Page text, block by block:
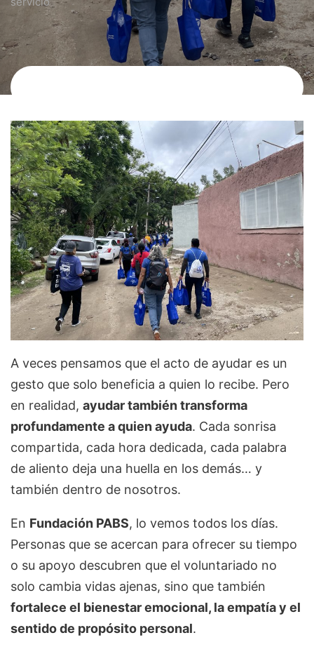
A veces pensamos que el acto de ayudar es un
gesto que solo beneficia a quien lo recibe. Pero
en realidad, ayudar también transforma
profundamente a quien ayuda. Cada sonrisa
compartida, cada hora dedicada, cada palabra
de aliento deja una huella en los demás… y
también dentro de nosotros.
En Fundación PABS, lo vemos todos los días.
Personas que se acercan para ofrecer su tiempo
o su apoyo descubren que el voluntariado no
solo cambia vidas ajenas, sino que también
fortalece el bienestar emocional, la empatía y el
sentido de propósito personal.